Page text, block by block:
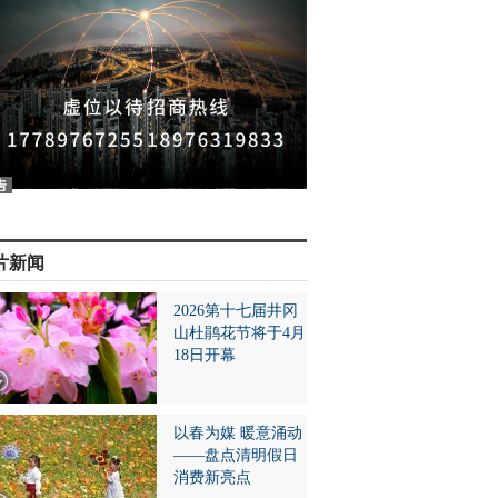
新闻
2026第十七届井冈
山杜鹃花节将于4月
18日开幕
以春为媒 暖意涌动
——盘点清明假日
消费新亮点